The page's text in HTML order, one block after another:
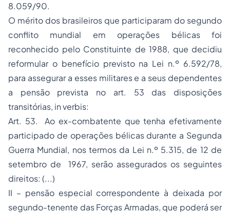
8.059/90.
O mérito dos brasileiros que participaram do segundo
conflito mundial em operações bélicas foi
reconhecido pelo Constituinte de 1988, que decidiu
reformular o benefício previsto na Lei n.º 6.592/78,
para assegurar a esses militares e a seus dependentes
a pensão prevista no art. 53 das disposições
transitórias, in verbis:
Art. 53. Ao ex-combatente que tenha efetivamente
participado de operações bélicas durante a Segunda
Guerra Mundial, nos termos da Lei n.º 5.315, de 12 de
setembro de 1967, serão assegurados os seguintes
direitos: (...)
II – pensão especial correspondente à deixada por
segundo-tenente das Forças Armadas, que poderá ser